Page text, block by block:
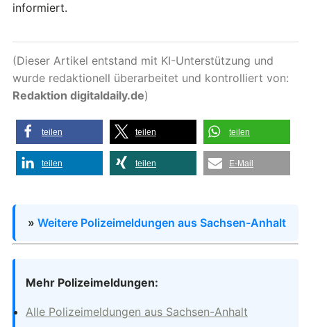
informiert.
(Dieser Artikel entstand mit KI-Unterstützung und
wurde redaktionell überarbeitet und kontrolliert von:
Redaktion digitaldaily.de)
teilen teilen teilen
teilen teilen E-Mail
» Weitere Polizeimeldungen aus Sachsen-Anhalt
Mehr Polizeimeldungen:
Alle Polizeimeldungen aus Sachsen-Anhalt